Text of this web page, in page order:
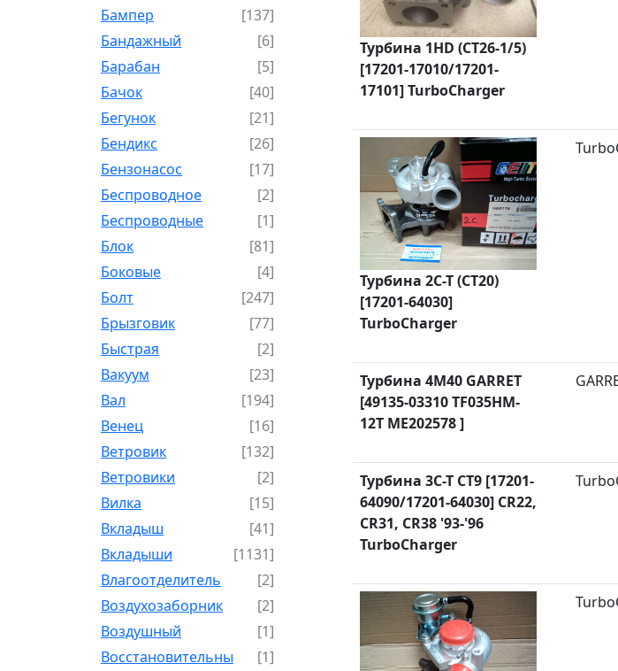
Бампер
[137]
Бандажный
[6]
Барабан
[5]
Бачок
[40]
Бегунок
[21]
Бендикс
[26]
Бензонасос
[17]
Беспроводное
[2]
Беспроводные
[1]
Блок
[81]
Боковые
[4]
Болт
[247]
Брызговик
[77]
Быстрая
[2]
Вакуум
[23]
Вал
[194]
Венец
[16]
Ветровик
[132]
Ветровики
[2]
Вилка
[15]
Вкладыш
[41]
Вкладыши
[1131]
Влагоотделитель
[2]
Воздухозаборник
[2]
Воздушный
[1]
Восстановительный
[1]
Турбина 1HD (CT26-1/5)
[17201-17010/17201-
17101] TurboCharger
Турбина 2C-T (CT20)
[17201-64030]
TurboCharger
Турбина 4M40 GARRET
[49135-03310 TF035HM-
12T ME202578 ]
Турбина 3C-T CT9 [17201-
64090/17201-64030] CR22,
CR31, CR38 '93-'96
TurboCharger